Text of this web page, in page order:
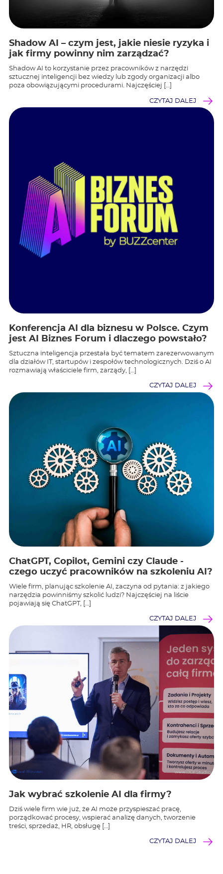
Shadow AI – czym jest, jakie niesie ryzyka i
jak firmy powinny nim zarządzać?
Shadow AI to korzystanie przez pracowników z narzędzi
sztucznej inteligencji bez wiedzy lub zgody organizacji albo
poza obowiązującymi procedurami. Najczęściej […]
CZYTAJ DALEJ
Konferencja AI dla biznesu w Polsce. Czym
jest AI Biznes Forum i dlaczego powstało?
Sztuczna inteligencja przestała być tematem zarezerwowanym
dla działów IT, startupów i zespołów technologicznych. Dziś o AI
rozmawiają właściciele firm, zarządy, […]
CZYTAJ DALEJ
ChatGPT, Copilot, Gemini czy Claude -
czego uczyć pracowników na szkoleniu AI?
Wiele firm, planując szkolenie AI, zaczyna od pytania: z jakiego
narzędzia powinniśmy szkolić ludzi? Najczęściej na liście
pojawiają się ChatGPT, […]
CZYTAJ DALEJ
Jak wybrać szkolenie AI dla firmy?
Dziś wiele firm wie już, że AI może przyspieszać pracę,
porządkować procesy, wspierać analizę danych, tworzenie
treści, sprzedaż, HR, obsługę […]
CZYTAJ DALEJ